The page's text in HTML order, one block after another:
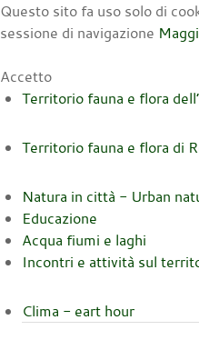
Questo sito fa uso solo di
sessione di navigazione
Accetto
Territorio fauna e flora
Territorio fauna e flora di
Natura in città - Urban
Educazione
Acqua fiumi e laghi
Incontri e attività sul
Clima - eart hour